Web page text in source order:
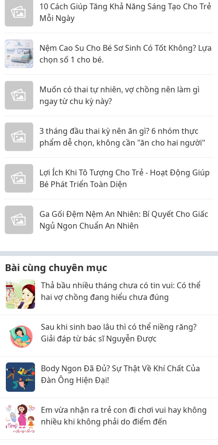
10 Cách Giúp Tăng Khả Năng Sáng Tạo Cho Trẻ
Mỗi Ngày
Nệm Cao Su Cho Bé Sơ Sinh Có Tốt Không? Lựa
chọn số 1 cho bé.
Muốn có thai tự nhiên, vợ chồng nên làm gì
ngay từ chu kỳ này?
3 tháng đầu thai kỳ nên ăn gì? 6 nhóm thực
phẩm dễ chọn, không cần "ăn cho hai người"
Lợi Ích Khi Tô Tượng Cho Trẻ - Hoạt Động Giúp
Bé Phát Triển Toàn Diện
Ga Gối Đệm Nệm An Nhiên: Bí Quyết Cho Giấc
Ngủ Ngon Chuẩn An Nhiên
Bài cùng chuyên mục
Thả bầu nhiều tháng chưa có tin vui: Có thể
hai vợ chồng đang hiểu chưa đúng
Sau khi sinh bao lâu thì có thể niềng răng?
Giải đáp từ bác sĩ Nguyễn Được
Body Ngon Đã Đủ? Sự Thật Về Khí Chất Của
Đàn Ông Hiện Đại!
Em vừa nhận ra trẻ con đi chơi vui hay không
nhiều khi không phải do điểm đến